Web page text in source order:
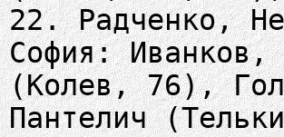
22. Радченко,
София: Иванков,
(Колев, 76),
Пантелич